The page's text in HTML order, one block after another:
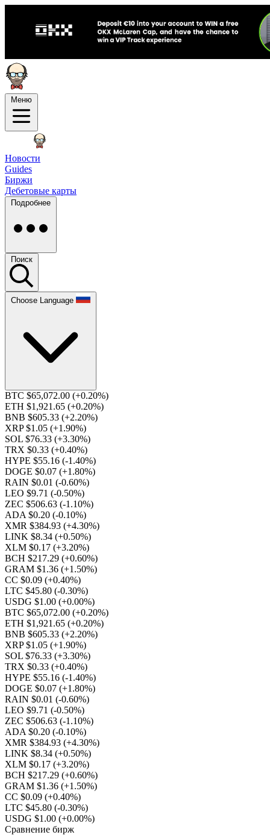
Меню
Новости
Guides
Биржи
Дебетовые карты
Подробнее
Поиск
Choose Language
BTC $65,072.00 (+0.20%)
ETH $1,921.65 (+0.20%)
BNB $605.33 (+2.20%)
XRP $1.05 (+1.90%)
SOL $76.33 (+3.30%)
TRX $0.33 (+0.40%)
HYPE $55.16 (-1.40%)
DOGE $0.07 (+1.80%)
RAIN $0.01 (-0.60%)
LEO $9.71 (-0.50%)
ZEC $506.63 (-1.10%)
ADA $0.20 (-0.10%)
XMR $384.93 (+4.30%)
LINK $8.34 (+0.50%)
XLM $0.17 (+3.20%)
BCH $217.29 (+0.60%)
GRAM $1.36 (+1.50%)
CC $0.09 (+0.40%)
LTC $45.80 (-0.30%)
USDG $1.00 (+0.00%)
BTC $65,072.00 (+0.20%)
ETH $1,921.65 (+0.20%)
BNB $605.33 (+2.20%)
XRP $1.05 (+1.90%)
SOL $76.33 (+3.30%)
TRX $0.33 (+0.40%)
HYPE $55.16 (-1.40%)
DOGE $0.07 (+1.80%)
RAIN $0.01 (-0.60%)
LEO $9.71 (-0.50%)
ZEC $506.63 (-1.10%)
ADA $0.20 (-0.10%)
XMR $384.93 (+4.30%)
LINK $8.34 (+0.50%)
XLM $0.17 (+3.20%)
BCH $217.29 (+0.60%)
GRAM $1.36 (+1.50%)
CC $0.09 (+0.40%)
LTC $45.80 (-0.30%)
USDG $1.00 (+0.00%)
Сравнение бирж